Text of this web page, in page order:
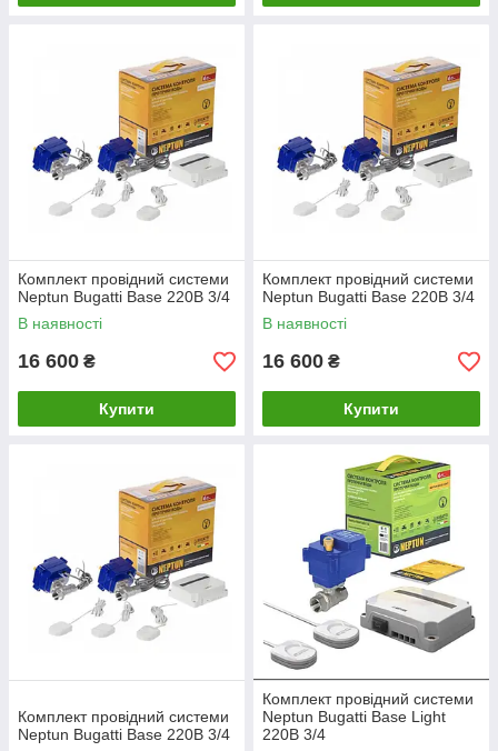
Комплект провідний системи
Neptun Bugatti Base 220B 3/4
В наявності
16 600 ₴
Купити
Комплект провідний системи
Neptun Bugatti Base 220B 3/4
В наявності
16 600 ₴
Купити
Комплект провідний системи
Neptun Bugatti Base 220B 3/4
Комплект провідний системи
Neptun Bugatti Base Light
220В 3/4